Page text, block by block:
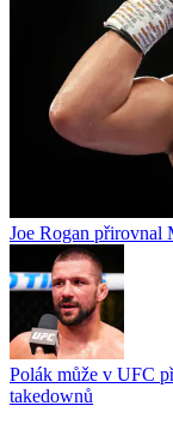
Joe Rogan přirovnal
Polák může v UFC
takedownů